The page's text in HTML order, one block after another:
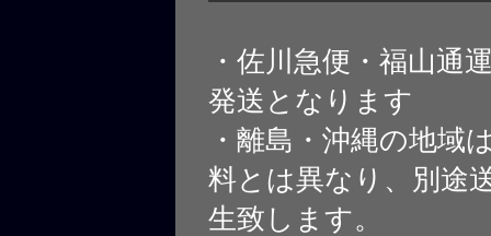
・佐川急便・福山通
発送となります
・離島・沖縄の地域
料とは異なり、別途
生致します。